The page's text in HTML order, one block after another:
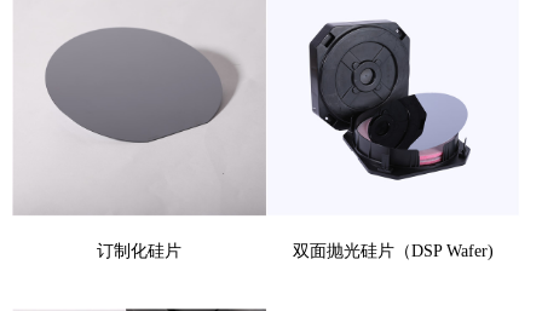
订制化硅片 双面抛光硅片（DSP Wafer)